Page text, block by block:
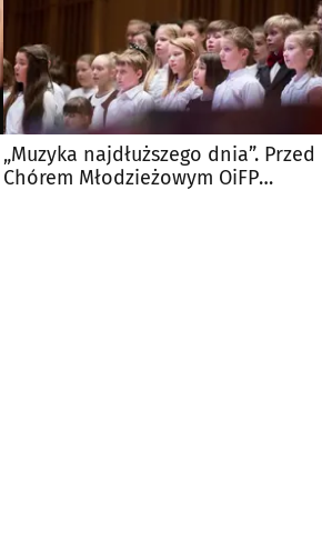
„Muzyka najdłuższego dnia”. Przed
Chórem Młodzieżowym OiFP